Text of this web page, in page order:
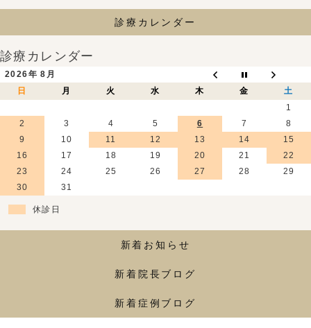
ペ
ー
り
診療カレンダー
診療カレンダー
2026年 8月
日
月 火 水 木 金
土
1
2
3 4 5 6 7
8
9
10 11 12 13 14
15
16
17 18 19 20 21
22
23
24 25 26 27 28
29
30
31
休診日
新着お知らせ
新着院長ブログ
新着症例ブログ